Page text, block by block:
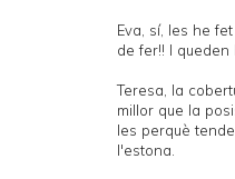
Eva, sí, les he
de fer!! I queden
Teresa, la
millor que la
les perquè
l'estona.